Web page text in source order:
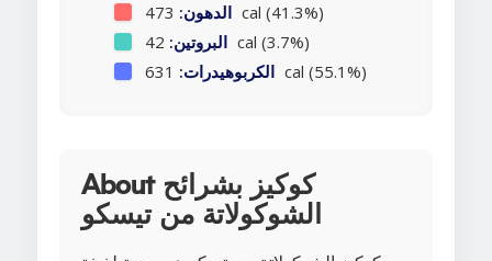
الدهون: 473 cal (41.3%)
البروتين: 42 cal (3.7%)
الكربوهيدرات: 631 cal (55.1%)
About كوكيز بشرائح
الشوكولاتة من تيسكو